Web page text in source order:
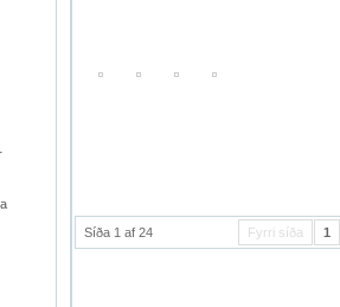
Fyrri síða 1
Síða 1 af 24